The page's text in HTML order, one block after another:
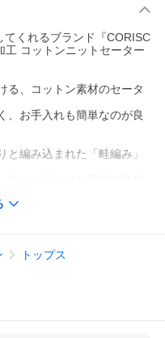
くれるブランド『CORISC
コットンニットセーター
る、コットン素材のセータ
、お手入れも簡単なのが良
編み込まれた「畦編み」
イルにと、幅広いコーデに
トップス